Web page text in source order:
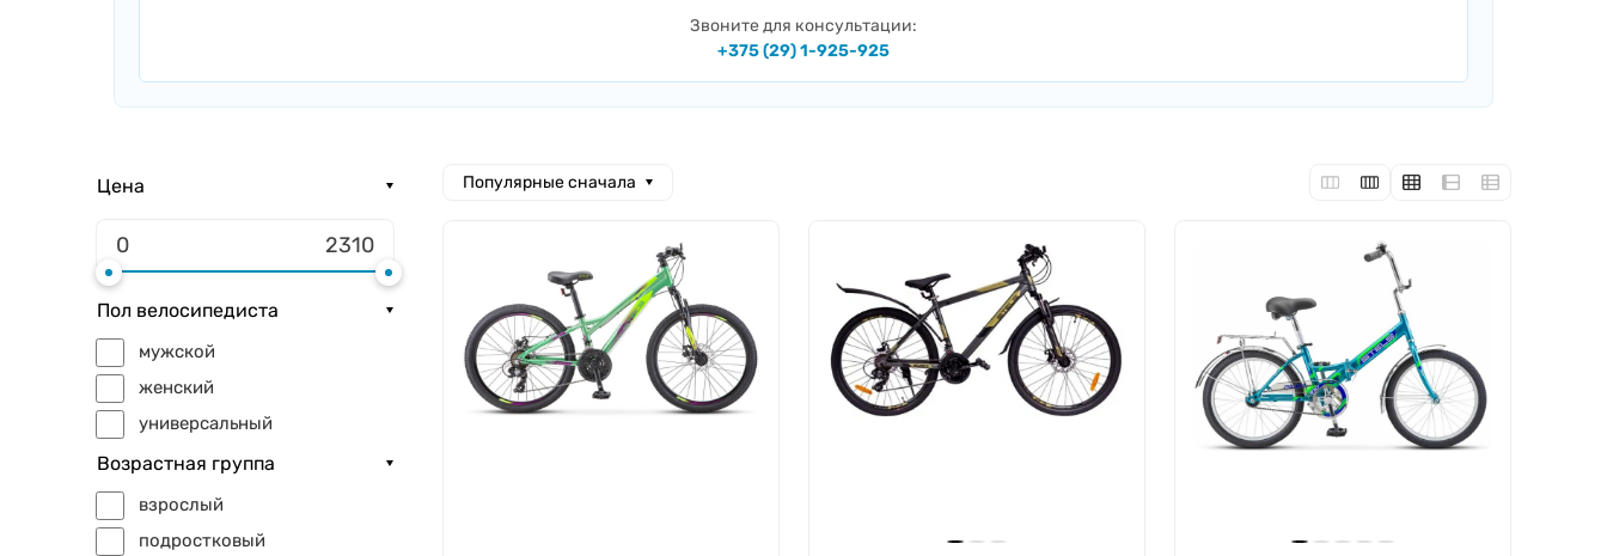
Звоните для консультации:
+375 (29) 1-925-925
Цена
Пол велосипедиста
мужской
женский
универсальный
Возрастная группа
взрослый
подростковый
Популярные сначала